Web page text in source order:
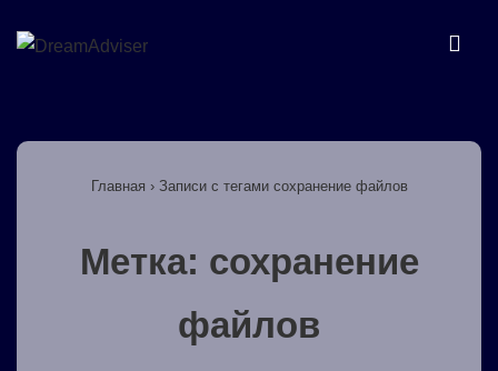
Перейти
содержимому
навигация
Главная › Записи с тегами сохранение файлов
Метка: сохранение
файлов